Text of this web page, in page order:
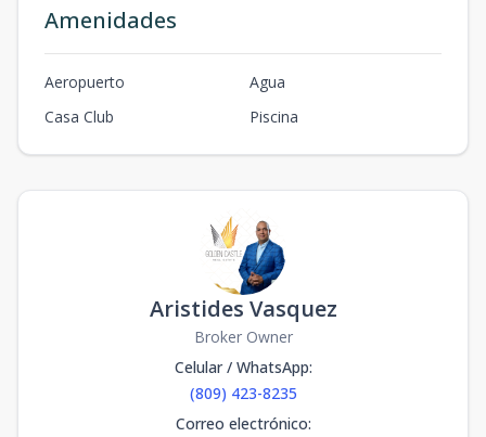
Amenidades
Aeropuerto
Agua
Casa Club
Piscina
Aristides Vasquez
Broker Owner
Celular / WhatsApp:
(809) 423-8235
Correo electrónico: